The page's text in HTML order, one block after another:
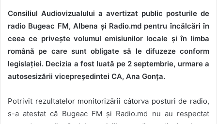
Consiliul Audiovizualului a avertizat public posturile de
radio Bugeac FM, Albena și Radio.md pentru încălcări în
ceea ce privește volumul emisiunilor locale și în limba
română pe care sunt obligate să le difuzeze conform
legislației. Decizia a fost luată pe 2 septembrie, urmare a
autosesizării vicepreședintei CA, Ana Gonța.
Potrivit rezultatelor monitorizării câtorva posturi de radio,
s-a atestat că Bugeac FM și Radio.md nu au respectat